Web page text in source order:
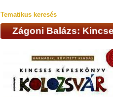
Tematikus keresés
Zágoni Balázs: